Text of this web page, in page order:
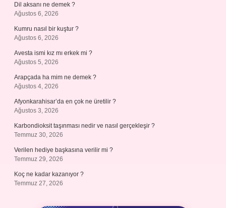
Dil aksanı ne demek ?
Ağustos 6, 2026
Kumru nasıl bir kuştur ?
Ağustos 6, 2026
Avesta ismi kız mı erkek mi ?
Ağustos 5, 2026
Arapçada ha mim ne demek ?
Ağustos 4, 2026
Afyonkarahisar’da en çok ne üretilir ?
Ağustos 3, 2026
Karbondioksit taşınması nedir ve nasıl gerçekleşir ?
Temmuz 30, 2026
Verilen hediye başkasına verilir mi ?
Temmuz 29, 2026
Koç ne kadar kazanıyor ?
Temmuz 27, 2026